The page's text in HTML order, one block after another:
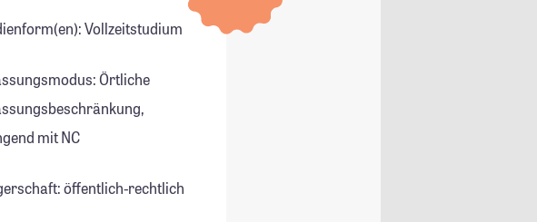
Vollzeitstudium
Örtliche
mit NC
öffentlich-rechtlich